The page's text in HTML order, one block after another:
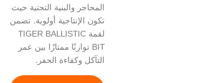
المحاجر والبنية التحتية حيث
تكون الإنتاجية أولوية. تضمن
لقمة TIGER BALLISTIC
BIT توازنًا ممتازًا بين عمر
التآكل وكفاءة الحفر.